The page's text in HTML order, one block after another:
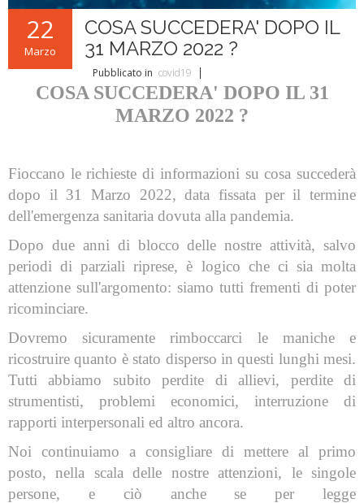
22
Marzo
COSA SUCCEDERA' DOPO IL
31 MARZO 2022 ?
Pubblicato in covid19
COSA SUCCEDERA' DOPO IL 31
MARZO 2022 ?
Fioccano le richieste di informazioni su cosa succederà
dopo il 31 Marzo 2022, data fissata per il termine
dell'emergenza sanitaria dovuta alla pandemia.
Dopo due anni di blocco delle nostre attività, salvo
periodi di parziali riprese, è logico che ci sia molta
attenzione sull'argomento: siamo tutti frementi di poter
ricominciare.
Dovremo sicuramente rimboccarci le maniche e
ricostruire quanto è stato disperso in questi lunghi mesi.
Tutti abbiamo subito perdite di allievi, perdite di
strumentisti, problemi economici, interruzione di
rapporti interpersonali ed altro ancora.
Noi continuiamo a consigliare di mettere al primo
posto, nella scala delle nostre attenzioni, le singole
persone, e ciò anche se per legge
Legislativa
Didattica
Brani d'obbligo 2008
Linee guida letteratura bandistica
RISORSE PER I COMPOSITORI
Brani da concorso